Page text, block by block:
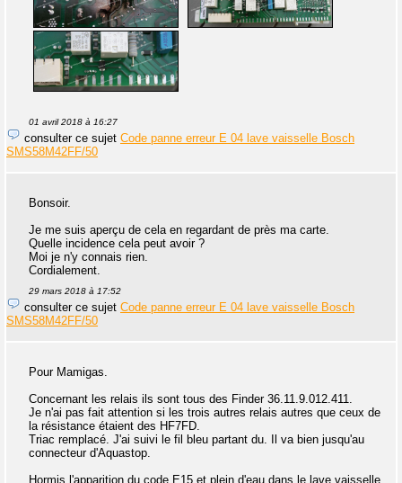
01 avril 2018 à 16:27
consulter ce sujet Code panne erreur E 04 lave vaisselle Bosch
SMS58M42FF/50
Bonsoir.
Je me suis aperçu de cela en regardant de près ma carte.
Quelle incidence cela peut avoir ?
Moi je n'y connais rien.
Cordialement.
29 mars 2018 à 17:52
consulter ce sujet Code panne erreur E 04 lave vaisselle Bosch
SMS58M42FF/50
Pour Mamigas.
Concernant les relais ils sont tous des Finder 36.11.9.012.411.
Je n'ai pas fait attention si les trois autres relais autres que ceux de
la résistance étaient des HF7FD.
Triac remplacé. J'ai suivi le fil bleu partant du. Il va bien jusqu'au
connecteur d'Aquastop.
Hormis l'apparition du code E15 et plein d'eau dans le lave vaisselle